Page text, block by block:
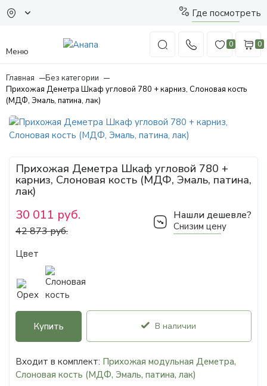
Где посмотреть
Меню
0 0
Главная
Без категории
Прихожая Деметра Шкаф угловой 780 + карниз, Слоновая кость
(МДФ, Эмаль, патина, лак)
Прихожая Деметра Шкаф угловой 780 +
карниз, Слоновая кость (МДФ, Эмаль, патина,
лак)
30 011 руб.
42 873 руб.
Нашли дешевле?
Снизим цену
Цвет
Купить В наличии
Входит в комплект: Прихожая модульная Деметра,
Слоновая кость (МДФ, Эмаль, патина, лак)